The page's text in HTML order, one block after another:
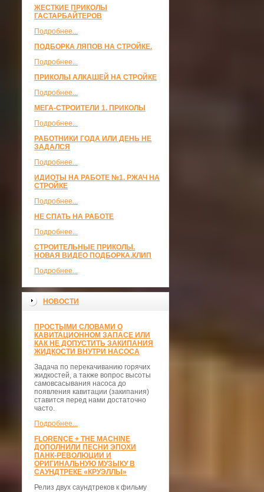
ЖЕСТКИЕ ПРИКОЛЫ
ГАСТАРБАЙТЕРОВ
Подробнее...
ПОДБОРКА ЛЯПОВ НА СТРОЙКЕ.
Подробнее...
ПРИКОЛЫ АЛКАШЕЙ НА СТРОЙКЕ
Подробнее...
МЕГА-СТРОИТЕЛИ 1. ПРИКОЛЫ
Подробнее...
РАБОТНИКИ ГОДА ИЛИ ДЕНЬ НЕ
ЗАДАЛСЯ
Подробнее...
ИДИОТЫ НА РАБОТЕ №1. РЖАЧ НА
СТРОЙКЕ
Подробнее...
НЕ СПАТЬ НА РАБОТЕ
Подробнее...
СТРОИТЕЛЬНЫЕ ПРИКОЛЫ.
НОВАЯ ВИДЕО ПОДБОРКА.КЛИП
Подробнее...
НОВОСТИ
ПРОСТЫМИ СЛОВАМИ О
КАВИТАЦИОННОМ ЗАПАСЕ ИЛИ
КАК НЕ ДОПУСТИТЬ ЗАКИПАНИЯ
ЖИДКОСТИ ВНУТРИ НАСОСА
Задача по перекачиванию горячих
жидкостей, а также вопрос высоты
самовсасывания насоса до
появления кавитации (закипания)
ставится перед нами достаточно
часто.
Подробнее...
FLORENCE + THE MACHINE
ДОПОЛНИЛИ ПЕСНИ ЭПОХИ
ПАНК-РЕВОЛЮЦИИ И
ОРИГИНАЛЬНУЮ МУЗЫКУ В
САУНДТРЕКЕ «КРУЭЛЛЫ»
Релиз двух саундтреков к фильму